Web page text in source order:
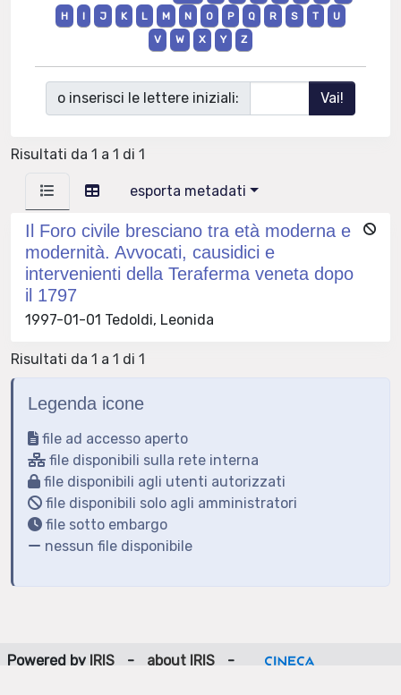
H
I J K L M N O P Q R S T
U
V
W X Y Z
o inserisci le lettere iniziali:
Risultati da 1 a 1 di 1
esporta metadati
Il Foro civile bresciano tra età moderna e
modernità. Avvocati, causidici e
intervenienti della Teraferma veneta dopo
il 1797
1997-01-01 Tedoldi, Leonida
Risultati da 1 a 1 di 1
Legenda icone
file ad accesso aperto
file disponibili sulla rete interna
file disponibili agli utenti autorizzati
file disponibili solo agli amministratori
file sotto embargo
nessun file disponibile
Powered by IRIS - about IRIS
-